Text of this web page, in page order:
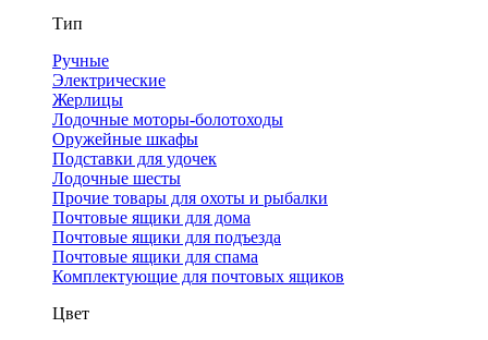
Тип
Ручные
Электрические
Жерлицы
Лодочные моторы-болотоходы
Оружейные шкафы
Подставки для удочек
Лодочные шесты
Прочие товары для охоты и рыбалки
Почтовые ящики для дома
Почтовые ящики для подъезда
Почтовые ящики для спама
Комплектующие для почтовых ящиков
Цвет